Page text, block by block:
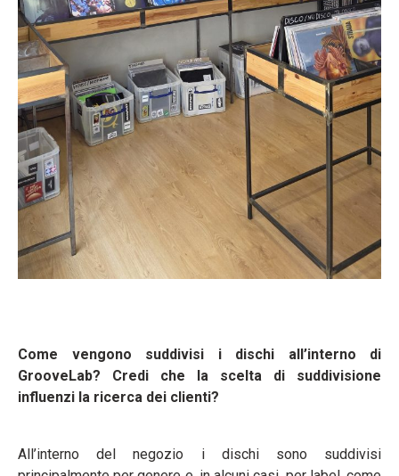
Come vengono suddivisi i dischi all’interno di
GrooveLab? Credi che la scelta di suddivisione
influenzi la ricerca dei clienti?
All’interno del negozio i dischi sono suddivisi